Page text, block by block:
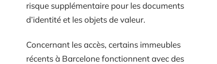
risque supplémentaire pour les documents
d’identité et les objets de valeur.
Concernant les accès, certains immeubles
récents à Barcelone fonctionnent avec des